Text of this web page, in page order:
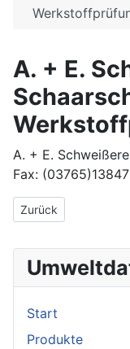
A. + E.
A. + E.
Fax: (03765)13847
Vorheriger Beitrag:
Zurück
Start
Produkte